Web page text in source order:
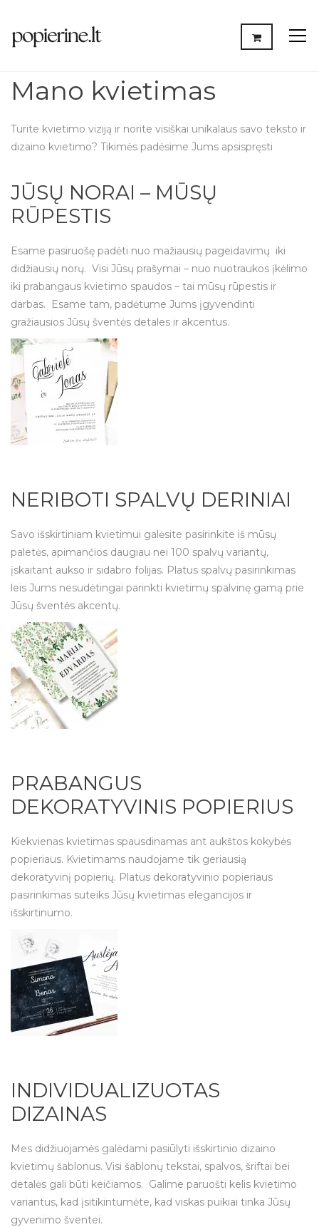
Mano kvietimas
Turite kvietimo viziją ir norite visiškai unikalaus savo teksto ir
dizaino kvietimo? Tikimės padėsime Jums apsispręsti
JŪSŲ NORAI – MŪSŲ
RŪPESTIS
Esame pasiruošę padėti nuo mažiausių pageidavimų iki
didžiausių norų. Visi Jūsų prašymai – nuo nuotraukos įkėlimo
iki prabangaus kvietimo spaudos – tai mūsų rūpestis ir
darbas. Esame tam, padėtume Jums įgyvendinti
gražiausios Jūsų šventės detales ir akcentus.
NERIBOTI SPALVŲ DERINIAI
Savo išskirtiniam kvietimui galėsite pasirinkite iš mūsų
paletės, apimančios daugiau nei 100 spalvų variantų,
įskaitant aukso ir sidabro folijas. Platus spalvų pasirinkimas
leis Jums nesudėtingai parinkti kvietimų spalvinę gamą prie
Jūsų šventės akcentų.
PRABANGUS
DEKORATYVINIS POPIERIUS
Kiekvienas kvietimas spausdinamas ant aukštos kokybės
popieriaus. Kvietimams naudojame tik geriausią
dekoratyvinį popierių. Platus dekoratyvinio popieriaus
pasirinkimas suteiks Jūsų kvietimas elegancijos ir
išskirtinumo.
INDIVIDUALIZUOTAS
DIZAINAS
Mes didžiuojamės galėdami pasiūlyti išskirtinio dizaino
kvietimų šablonus. Visi šablonų tekstai, spalvos, šriftai bei
detalės gali būti keičiamos. Galime paruošti kelis kvietimo
variantus, kad įsitikintumėte, kad viskas puikiai tinka Jūsų
gyvenimo šventei.